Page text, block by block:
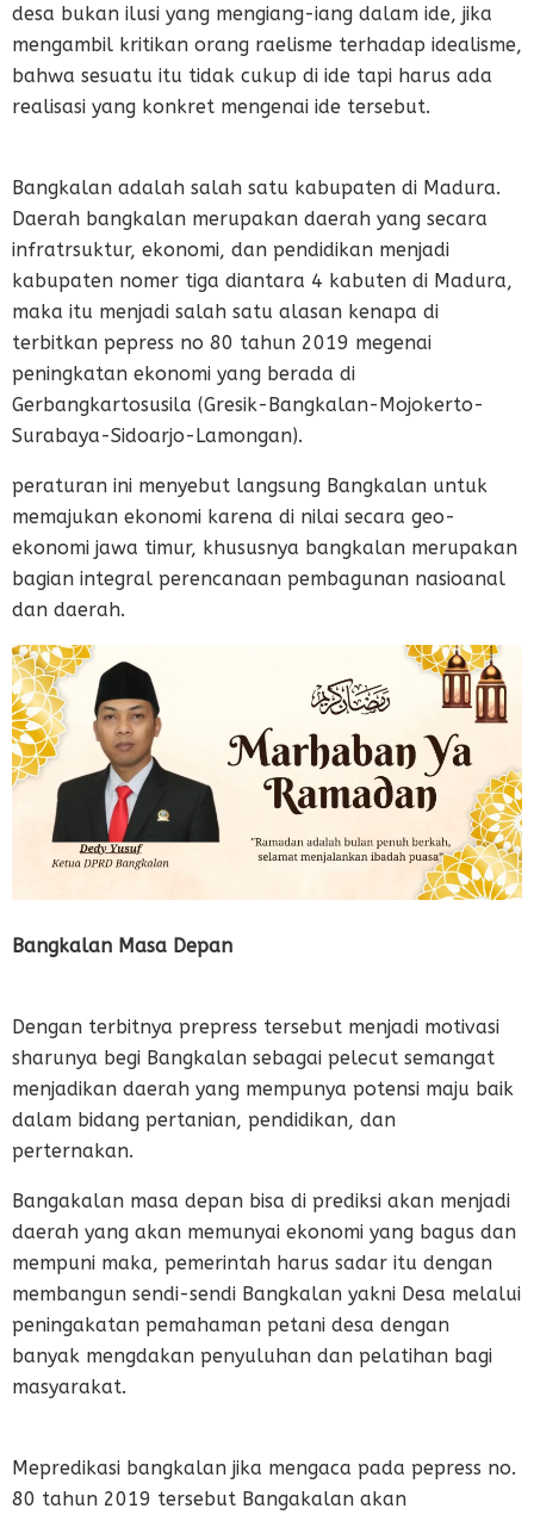
desa bukan ilusi yang mengiang-iang dalam ide, jika
mengambil kritikan orang raelisme terhadap idealisme,
bahwa sesuatu itu tidak cukup di ide tapi harus ada
realisasi yang konkret mengenai ide tersebut.
Bangkalan adalah salah satu kabupaten di Madura.
Daerah bangkalan merupakan daerah yang secara
infratrsuktur, ekonomi, dan pendidikan menjadi
kabupaten nomer tiga diantara 4 kabuten di Madura,
maka itu menjadi salah satu alasan kenapa di
terbitkan pepress no 80 tahun 2019 megenai
peningkatan ekonomi yang berada di
Gerbangkartosusila (Gresik-Bangkalan-Mojokerto-
Surabaya-Sidoarjo-Lamongan).
peraturan ini menyebut langsung Bangkalan untuk
memajukan ekonomi karena di nilai secara geo-
ekonomi jawa timur, khususnya bangkalan merupakan
bagian integral perencanaan pembagunan nasioanal
dan daerah.
Bangkalan Masa Depan
Dengan terbitnya prepress tersebut menjadi motivasi
sharunya begi Bangkalan sebagai pelecut semangat
menjadikan daerah yang mempunya potensi maju baik
dalam bidang pertanian, pendidikan, dan
perternakan.
Bangakalan masa depan bisa di prediksi akan menjadi
daerah yang akan memunyai ekonomi yang bagus dan
mempuni maka, pemerintah harus sadar itu dengan
membangun sendi-sendi Bangkalan yakni Desa melalui
peningakatan pemahaman petani desa dengan
banyak mengdakan penyuluhan dan pelatihan bagi
masyarakat.
Mepredikasi bangkalan jika mengaca pada pepress no.
80 tahun 2019 tersebut Bangakalan akan